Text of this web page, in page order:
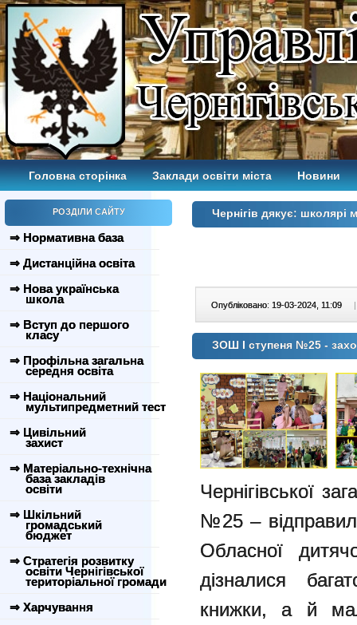
Головна сторінка Заклади освіти міста Новини
РОЗДІЛИ САЙТУ
⇒ Нормативна база
⇒ Дистанційна освіта
⇒ Нова українська
школа
⇒ Вступ до першого
класу
⇒ Профільна загальна
середня освіта
⇒ Національний
мультипредметний тест
⇒ Цивільний
захист
⇒ Матеріально-технічна
база закладів
освіти
⇒ Шкільний
громадський
бюджет
⇒ Стратегія розвитку
освіти Чернігівської
територіальної громади
⇒ Харчування
Чернігів дякує: школярі
Опубліковано: 19-03-2024, 11:09 |
ЗОШ І ступеня №25 -
Чернігівської
№25 –
Обласної
дізналися
книжки, а й